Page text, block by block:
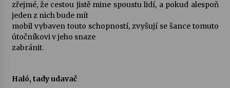
zřejmé, že cestou jistě mine spoustu lidí, a pokud alespoň
jeden z nich bude mít
mobil vybaven touto schopností, zvyšují se šance tomuto
útočníkovi v jeho snaze
zabránit.
Haló, tady udavač